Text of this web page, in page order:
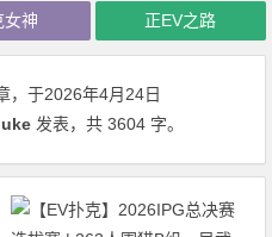
女神 正EV之路
，于2026年4月24日
发表，共 3604 字。